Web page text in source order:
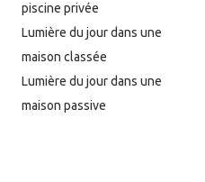
piscine privée
Lumière du jour dans une
maison classée
Lumière du jour dans une
maison passive